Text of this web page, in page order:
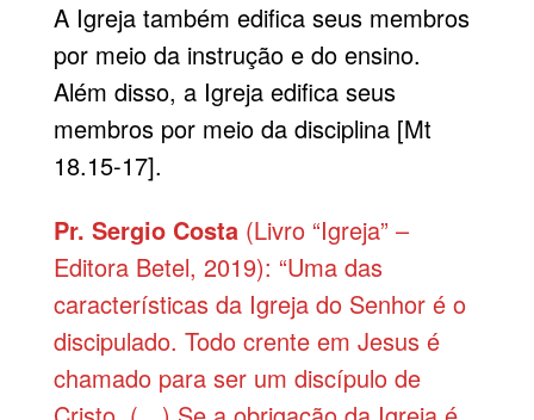
A Igreja também edifica seus membros
por meio da instrução e do ensino.
Além disso, a Igreja edifica seus
membros por meio da disciplina [Mt
18.15-17].
Pr. Sergio Costa (Livro “Igreja” –
Editora Betel, 2019): “Uma das
características da Igreja do Senhor é o
discipulado. Todo crente em Jesus é
chamado para ser um discípulo de